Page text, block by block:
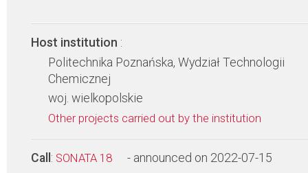
Host institution :
Politechnika Poznańska, Wydział Technologii
Chemicznej
woj. wielkopolskie
Other projects carried out by the institution
Call : SONATA 18 - announced on 2022-07-15